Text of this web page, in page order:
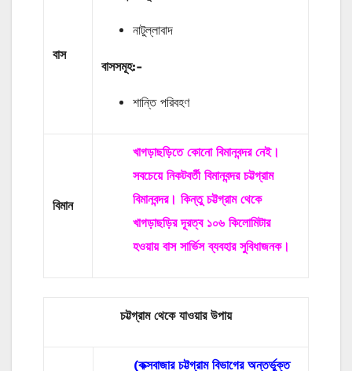
বাস
নাটুল্লাবাদ
বাসসমূহ:-
শান্তি পরিবহণ
বিমান
খাগড়াছড়িতে কোনো বিমানবন্দর নেই।
সবচেয়ে নিকটবর্তী বিমানবন্দর চট্টগ্রাম
বিমানবন্দর। কিন্তু চট্টগ্রাম থেকে
খাগড়াছড়ির দূরত্ব ১০৬ কিলোমিটার
হওয়ায় বাস সার্ভিস ব্যবহার সুবিধাজনক।
চট্টগ্রাম থেকে যাওয়ার উপায়
(কক্সবাজার চট্টগ্রাম বিভাগের অন্তর্ভুক্ত